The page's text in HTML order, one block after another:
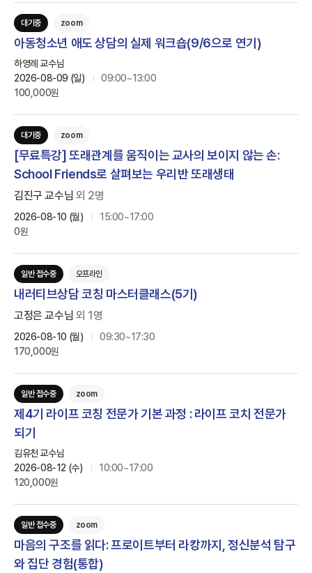
인싸이트는 '학지사 심리검사연구소'의 새 이름입니다.
대기중 zoom
아동청소년 애도 상담의 실제 워크숍(9/6으로 연기)
하영례 교수님
2026-08-09 (일)
09:00~13:00
100,000원
대기중 zoom
[무료특강] 또래관계를 움직이는 교사의 보이지 않는 손:
School Friends로 살펴보는 우리반 또래생태
김진구 교수님 외 2명
2026-08-10 (월)
15:00~17:00
0원
일반 접수중 오프라인
내러티브상담 코칭 마스터클래스(5기)
고정은 교수님 외 1명
2026-08-10 (월)
09:30~17:30
170,000원
일반 접수중 zoom
제4기 라이프 코칭 전문가 기본 과정 : 라이프 코치 전문가
되기
김유천 교수님
2026-08-12 (수)
10:00~17:00
120,000원
일반 접수중 zoom
마음의 구조를 읽다: 프로이트부터 라캉까지, 정신분석 탐구
와 집단 경험(통합)